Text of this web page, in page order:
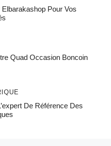
Pour Vos
Quad Occasion Boncoin
De Référence Des